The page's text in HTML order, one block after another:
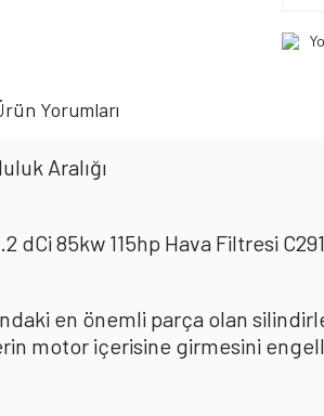
Yorumları
Aralığı
dCi 85kw 115hp Hava Filtresi
en önemli parça olan
motor içerisine girmesini